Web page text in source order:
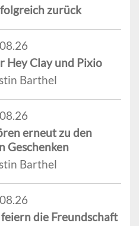
zurück
Hey Clay und Pixio
Barthel
erneut zu den
Geschenken
Barthel
die Freundschaft